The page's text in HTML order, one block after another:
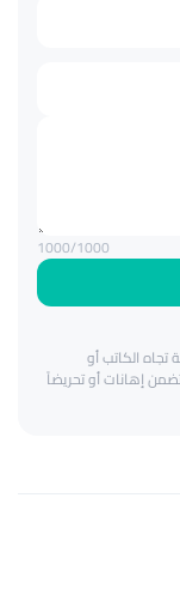
1000/1000
تجاه الكاتب أو
إهانات أو تحريضاً